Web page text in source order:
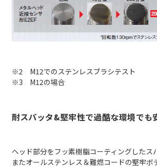
※2 M12でのステンレスブラシテスト
※3 M12の場合
耐スパッタ&堅牢性で過酷な環境でも
ヘッド部分をフッ素樹脂コーティングしたス
またオールステンレス＆難燃コードの堅牢ボ